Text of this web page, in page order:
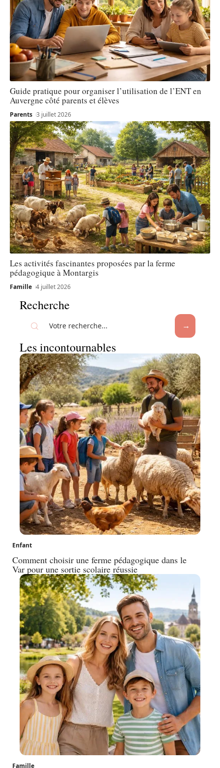
Guide pratique pour organiser l’utilisation de l’ENT en
Auvergne côté parents et élèves
Parents 3 juillet 2026
Les activités fascinantes proposées par la ferme
pédagogique à Montargis
Famille 4 juillet 2026
Recherche
Les incontournables
Enfant
Comment choisir une ferme pédagogique dans le
Var pour une sortie scolaire réussie
Famille